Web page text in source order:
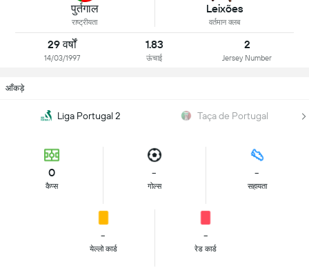
पुर्तगाल
राष्ट्रीयता
Leixões
वर्तमान क्लब
29 वर्षों
14/03/1997
1.83
ऊंचाई
2
Jersey Number
आँकड़े
Liga Portugal 2 Taça de Portugal
0
कैप्स
-
गोल्स
-
सहायता
-
येल्लो कार्ड
-
रेड कार्ड